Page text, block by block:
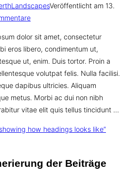
LandscapesVeröffentlicht am 13.
dolor sit amet, consectetur
eros libero, condimentum ut,
ut, enim. Duis tortor. Proin a
volutpat felis. Nulla facilisi.
dapibus ultricies. Aliquam
metus. Morbi ac dui non nibh
vitae elit quis tellus tincidunt …
how headings looks like”
der Beiträge